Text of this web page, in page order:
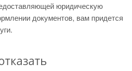
юридическую
документов, вам придется